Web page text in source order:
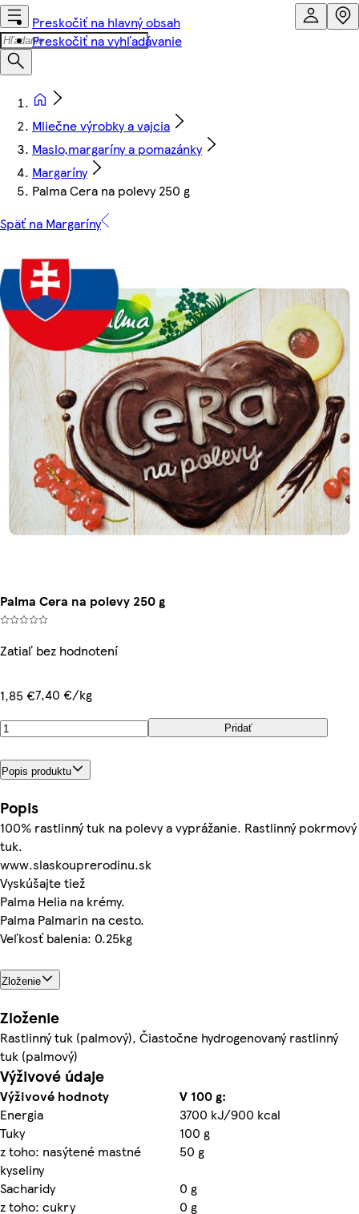
Preskočiť na hlavný obsah
Preskočiť na vyhľadávanie
Mliečne výrobky a vajcia
Maslo,margaríny a pomazánky
Margaríny
Palma Cera na polevy 250 g
Späť na Margaríny
Palma Cera na polevy 250 g
Zatiaľ bez hodnotení
1,85 €7,40 €/kg
Pridať
Popis produktu
Popis
100% rastlinný tuk na polevy a vyprážanie. Rastlinný pokrmový
tuk.
www.slaskouprerodinu.sk
Vyskúšajte tiež
Palma Helia na krémy.
Palma Palmarin na cesto.
Veľkosť balenia: 0.25kg
Zloženie
Zloženie
Rastlinný tuk (palmový), Čiastočne hydrogenovaný rastlinný
tuk (palmový)
Výživové údaje
Výživové hodnoty
V 100 g:
Energia
3700 kJ/900 kcal
Tuky
100 g
z toho: nasýtené mastné
kyseliny
50 g
Sacharidy
0 g
z toho: cukry
0 g